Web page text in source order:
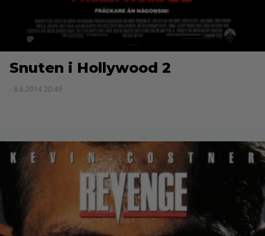
Snuten i Hollywood 2
- 8.6.2014 20:49